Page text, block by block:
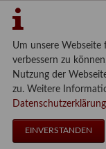
Um unsere
verbessern zu
Nutzung der
zu. Weitere
Datenschutzerklärung
EINVERSTANDEN